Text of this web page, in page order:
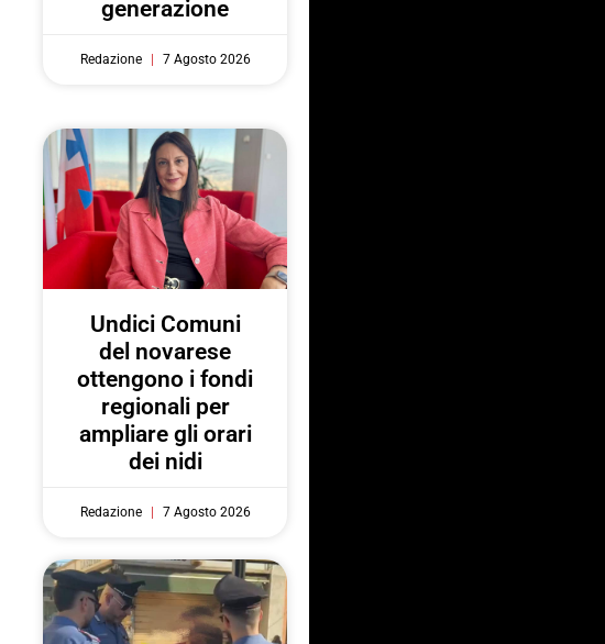
generazione
Redazione 7 Agosto 2026
Undici Comuni
del novarese
ottengono i fondi
regionali per
ampliare gli orari
dei nidi
Redazione 7 Agosto 2026